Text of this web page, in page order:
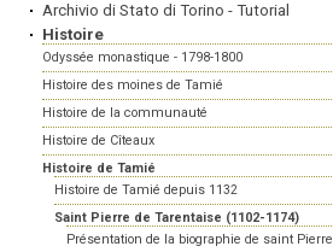
Archivio di Stato di Torino - Tutorial
Histoire
Odyssée monastique - 1798-1800
Histoire des moines de Tamié
Histoire de la communauté
Histoire de Cîteaux
Histoire de Tamié
Histoire de Tamié depuis 1132
Saint Pierre de Tarentaise (1102-1174)
Présentation de la biographie de saint Pierre